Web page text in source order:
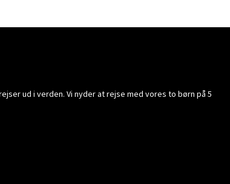
ud i verden. Vi nyder at rejse med vores to børn på 5